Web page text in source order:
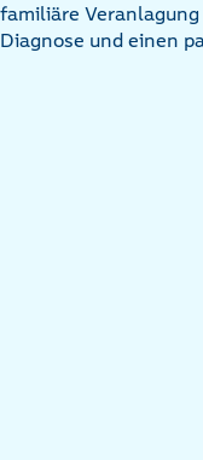
familiäre
Diagnose und einen